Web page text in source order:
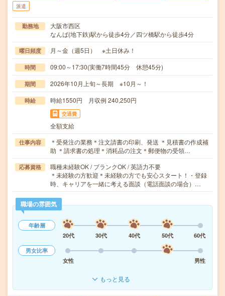
派遣
勤務地
大阪市西区
なんば(地下鉄)駅から徒歩4分／四ツ橋駅から徒歩4分
曜日頻度 月～金（週5日） ※土日休み！
時間 09:00～17:30(実働7時間45分 休憩45分)
期間 2026年10月上旬～長期 ※10月～！
時給 時給1550円 月収例 240,250円
交通費
全額支給
仕事内容
＊受発注の業務＊注文請書の印刷、発送 ＊見積書の作成補
助 ＊請求書の処理＊消耗品の注文＊郵便物の受領…
応募資格
職種未経験OK / ブランクOK / 英語力不要
＊未経験の方歓迎＊未経験の方でも安心スタート！・登録
時、キャリアを一緒に考える面談（電話面談の場合）…
職場の雰囲気
年齢層
20代
30代 40代 50代
60代
男女比率
女性
男性
もっと見る